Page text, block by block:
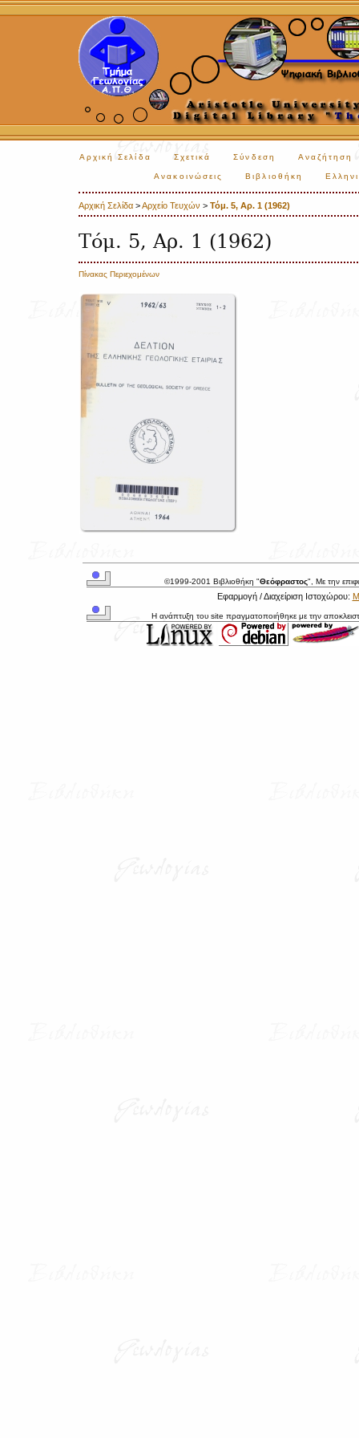
Αρχική Σελίδα Σχετικά Σύνδεση Αναζήτηση
Ανακοινώσεις Βιβλιοθήκη
Αρχική Σελίδα >Αρχείο Τευχών > Τόμ. 5, Αρ. 1 (1962)
Τόμ. 5, Αρ. 1 (1962)
Πίνακας Περιεχομένων
©1999-2001 Βιβλιοθήκη "Θεόφραστος", Με την
Εφαρμογή / Διαχείριση Ιστοχώρου:
Η ανάπτυξη του site πραγματοποιήθηκε με την